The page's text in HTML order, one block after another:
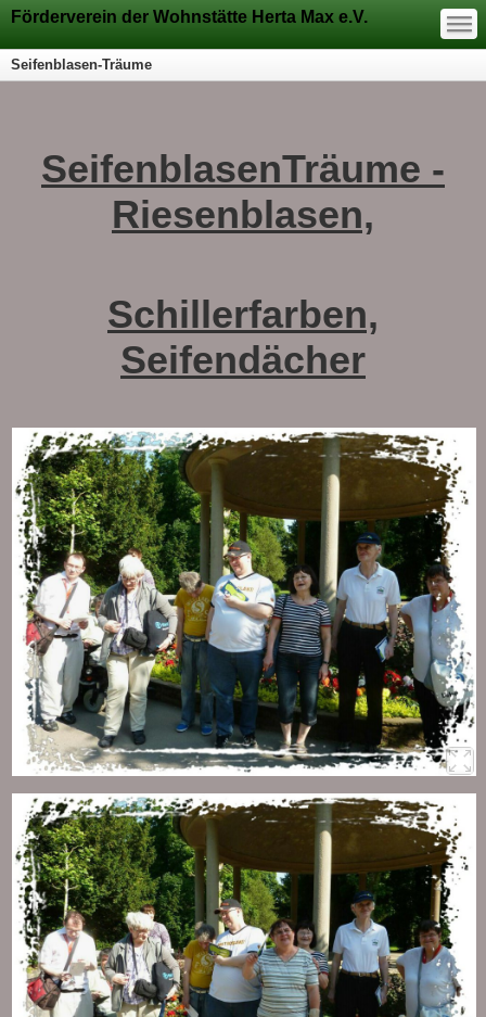
Förderverein der Wohnstätte Herta Max e.V. —
—
—
Seifenblasen-Träume
SeifenblasenTräume -
Riesenblasen,
Schillerfarben,
Seifendächer